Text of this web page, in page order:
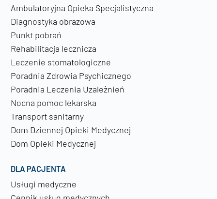
Ambulatoryjna Opieka Specjalistyczna
Diagnostyka obrazowa
Punkt pobrań
Rehabilitacja lecznicza
Leczenie stomatologiczne
Poradnia Zdrowia Psychicznego
Poradnia Leczenia Uzależnień
Nocna pomoc lekarska
Transport sanitarny
Dom Dziennej Opieki Medycznej
Dom Opieki Medycznej
DLA PACJENTA
Usługi medyczne